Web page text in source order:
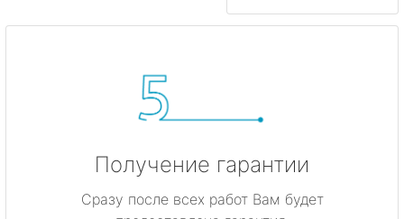
Получение гарантии
Сразу после всех работ Вам будет